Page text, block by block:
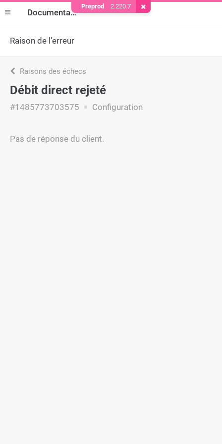
Documentation
Raison de l’erreur
Raisons des échecs
Débit direct rejeté
#1485773703575 Configuration
Pas de réponse du client.
Preprod 2.220.7 Supprimer le cookie